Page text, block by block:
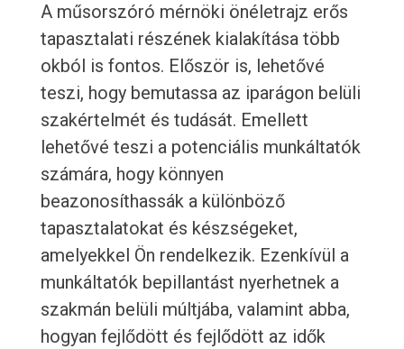
A műsorszóró mérnöki önéletrajz erős
tapasztalati részének kialakítása több
okból is fontos. Először is, lehetővé
teszi, hogy bemutassa az iparágon belüli
szakértelmét és tudását. Emellett
lehetővé teszi a potenciális munkáltatók
számára, hogy könnyen
beazonosíthassák a különböző
tapasztalatokat és készségeket,
amelyekkel Ön rendelkezik. Ezenkívül a
munkáltatók bepillantást nyerhetnek a
szakmán belüli múltjába, valamint abba,
hogyan fejlődött és fejlődött az idők